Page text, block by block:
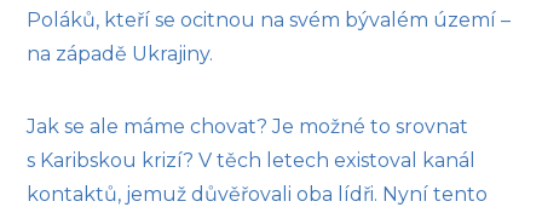
Poláků, kteří se ocitnou na svém bývalém území –
na západě Ukrajiny.
Jak se ale máme chovat? Je možné to srovnat
s Karibskou krizí? V těch letech existoval kanál
kontaktů, jemuž důvěřovali oba lídři. Nyní tento